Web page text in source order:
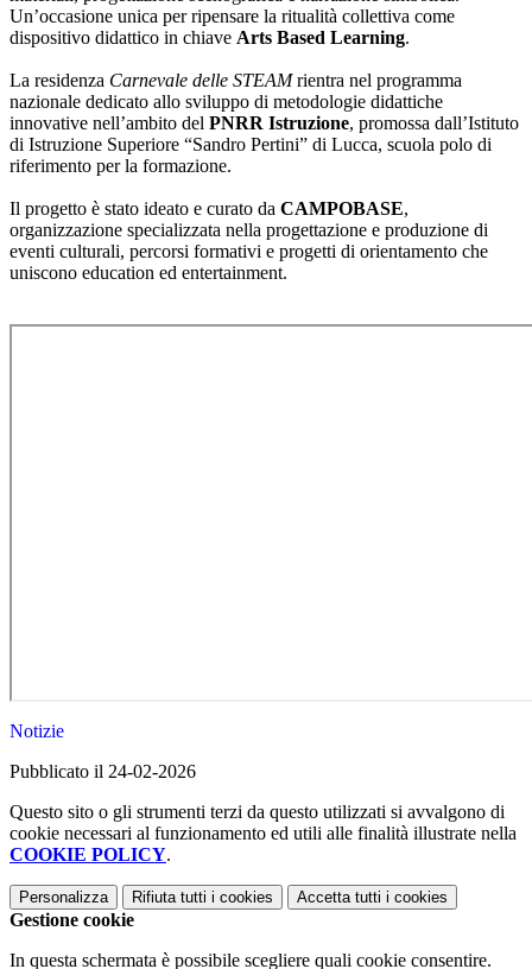
Un’occasione unica per ripensare la ritualità collettiva come
dispositivo didattico in chiave Arts Based Learning.
La residenza Carnevale delle STEAMrientra nel programma
nazionale dedicato allo sviluppo di metodologie didattiche
innovative nell’ambito del PNRR Istruzione, promossa dall’Istituto
di Istruzione Superiore “Sandro Pertini” di Lucca, scuola polo di
riferimento per la formazione.
Il progetto è stato ideato e curato da CAMPOBASE,
organizzazione specializzata nella progettazione e produzione di
eventi culturali, percorsi formativi e progetti di orientamento che
uniscono education ed entertainment.
Notizie
Pubblicato il 24-02-2026
Questo sito o gli strumenti terzi da questo utilizzati si avvalgono di
cookie necessari al funzionamento ed utili alle finalità illustrate nella
COOKIE POLICY.
Personalizza Rifiuta tutti i cookies Accetta tutti i cookies
Gestione cookie
In questa schermata è possibile scegliere quali cookie consentire.